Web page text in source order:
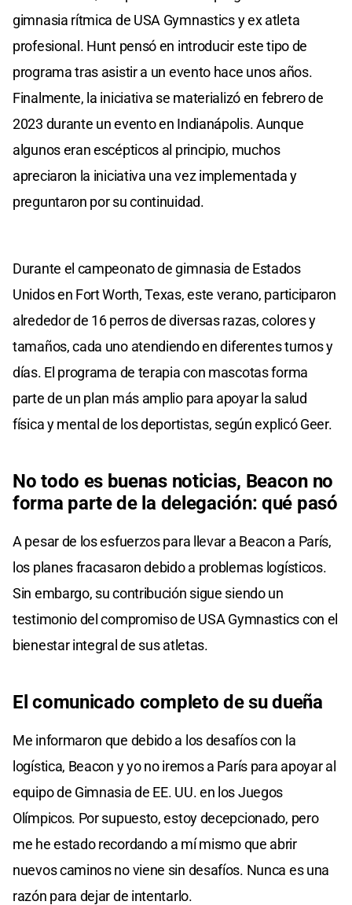
gimnasia rítmica de USA Gymnastics y ex atleta
profesional. Hunt pensó en introducir este tipo de
programa tras asistir a un evento hace unos años.
Finalmente, la iniciativa se materializó en febrero de
2023 durante un evento en Indianápolis. Aunque
algunos eran escépticos al principio, muchos
apreciaron la iniciativa una vez implementada y
preguntaron por su continuidad.
Durante el campeonato de gimnasia de Estados
Unidos en Fort Worth, Texas, este verano, participaron
alrededor de 16 perros de diversas razas, colores y
tamaños, cada uno atendiendo en diferentes turnos y
días. El programa de terapia con mascotas forma
parte de un plan más amplio para apoyar la salud
física y mental de los deportistas, según explicó Geer.
No todo es buenas noticias, Beacon no
forma parte de la delegación: qué pasó
A pesar de los esfuerzos para llevar a Beacon a París,
los planes fracasaron debido a problemas logísticos.
Sin embargo, su contribución sigue siendo un
testimonio del compromiso de USA Gymnastics con el
bienestar integral de sus atletas.
El comunicado completo de su dueña
Me informaron que debido a los desafíos con la
logística, Beacon y yo no iremos a París para apoyar al
equipo de Gimnasia de EE. UU. en los Juegos
Olímpicos. Por supuesto, estoy decepcionado, pero
me he estado recordando a mí mismo que abrir
nuevos caminos no viene sin desafíos. Nunca es una
razón para dejar de intentarlo.